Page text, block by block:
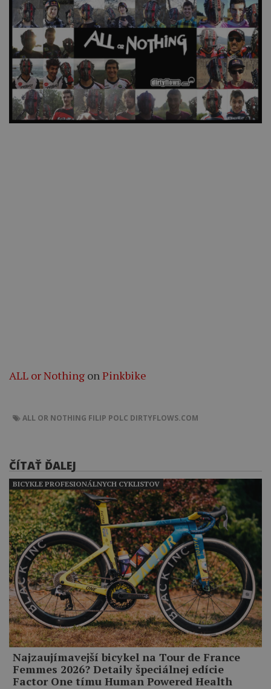
ALL or Nothing onPinkbike
ALL OR NOTHING FILIP POLC DIRTYFLOWS.COM
ČÍTAŤ ĎALEJ
Najzaujímavejší bicykel na Tour de France
Femmes 2026? Detaily špeciálnej edície
Factor One tímu Human Powered Health
BICYKLE PROFESIONÁLNYCH CYKLISTOV